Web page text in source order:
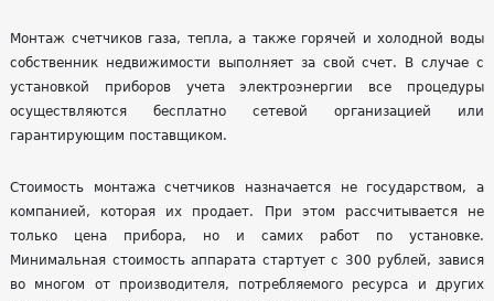
Монтаж счетчиков газа, тепла, а также горячей и холодной воды
собственник недвижимости выполняет за свой счет. В случае с
установкой приборов учета электроэнергии все процедуры
осуществляются бесплатно сетевой организацией или
гарантирующим поставщиком.
Стоимость монтажа счетчиков назначается не государством, а
компанией, которая их продает. При этом рассчитывается не
только цена прибора, но и самих работ по установке.
Минимальная стоимость аппарата стартует с 300 рублей, завися
во многом от производителя, потребляемого ресурса и других